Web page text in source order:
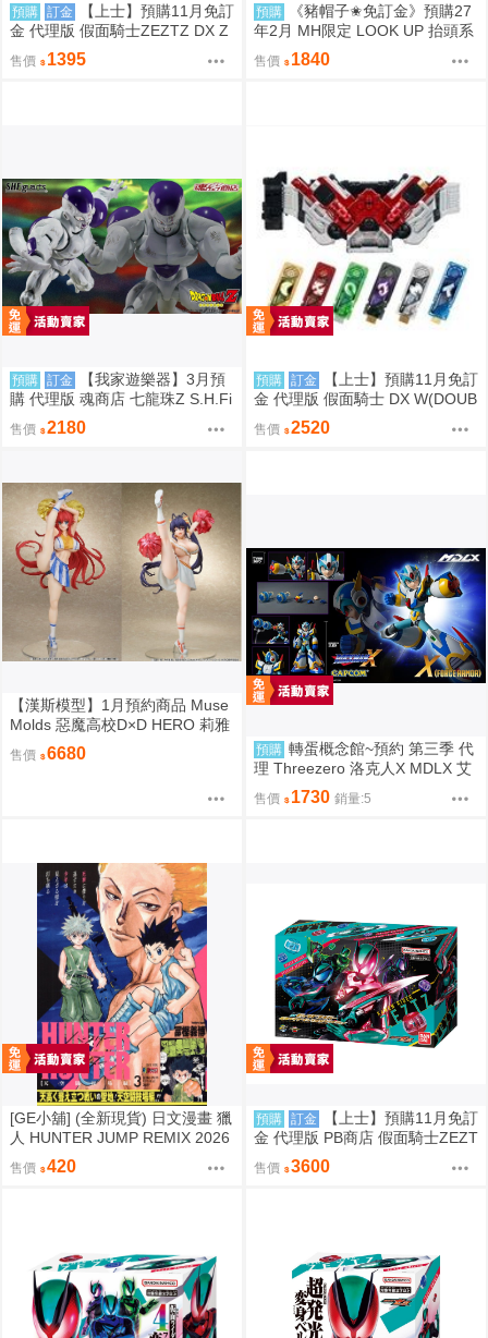
預購 訂金
【上士】預購11月免訂
金 代理版 假面騎士ZEZTZ DX Z
EZTZER破壞者 再版 0817
售價 1395
預購
《豬帽子✬免訂金》預購27
年2月 MH限定 LOOK UP 抬頭系
列 死神 千年血戰篇 日番谷冬獅
郎&平子真子 套組 0812
售價 1840
預購 訂金
【我家遊樂器】3月預
購 代理版 魂商店 七龍珠Z S.H.Fi
guarts SHF 弗利沙力量全開 戰損
版
售價 2180
預購 訂金
【上士】預購11月免訂
金 代理版 假面騎士 DX W(DOUB
LE)變身腰帶(平成20周年VER.)
再版 0817
售價 2520
【漢斯模型】1月預約商品 Muse
Molds 惡魔高校D×D HERO 莉雅
絲 姫島朱乃 啦啦隊 1/6 PVC
售價 6680 預購 轉蛋概念館~預約 第三季 代
理 Threezero 洛克人X MDLX 艾
克斯（武力裝甲） 一般版 免訂金
售價 1730 銷量:5
[GE小舖] (全新現貨) 日文漫畫 獵
人 HUNTER JUMP REMIX 2026
年 新封面再版 第3卷 西索 奇犽
售價 420
預購 訂金
【上士】預購11月免訂
金 代理版 PB商店 假面騎士ZEZT
Z DX完全變身套組 再版
售價 3600